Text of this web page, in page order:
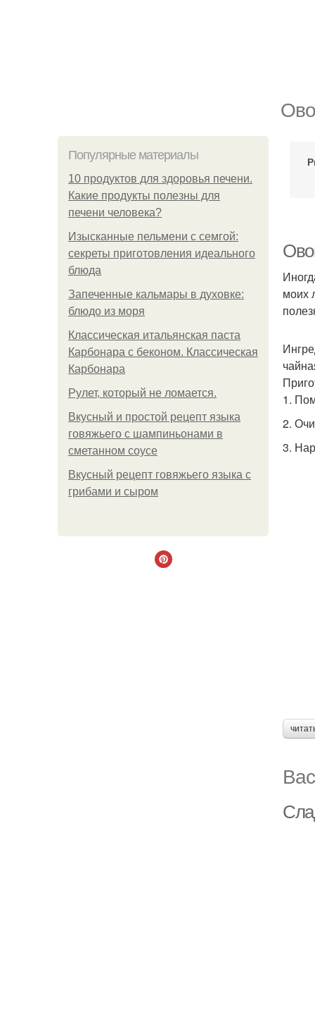
Популярные материалы
10 продуктов для здоровья печени.
Какие продукты полезны для
печени человека?
Изысканные пельмени с семгой:
секреты приготовления идеального
блюда
Запеченные кальмары в духовке:
блюдо из моря
Классическая итальянская паста
Карбонара с беконом. Классическая
Карбонара
Рулет, который не ломается.
Вкусный и простой рецепт языка
говяжьего с шампиньонами в
сметанном соусе
Вкусный рецепт говяжьего языка с
грибами и сыром
моих
1.
2.
3.